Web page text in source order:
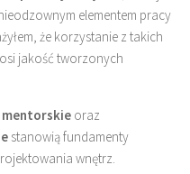
elementem pracy
że korzystanie z takich
jakość tworzonych
mentorskie oraz
stanowią fundamenty
wnętrz.